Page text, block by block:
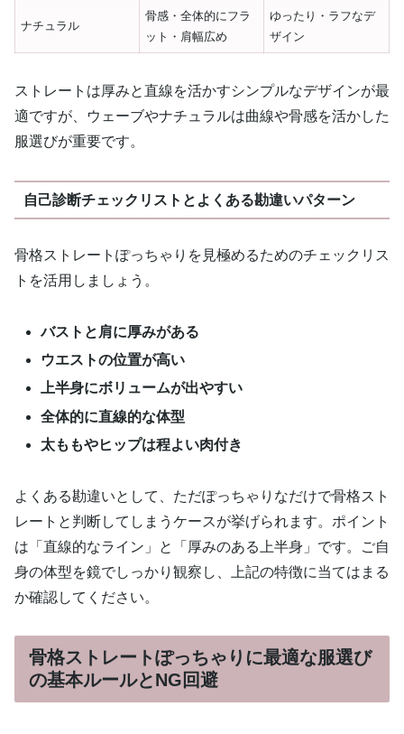
ナチュラル
骨感・全体的にフラ
ット・肩幅広め
ゆったり・ラフなデ
ザイン
ストレートは厚みと直線を活かすシンプルなデザインが最
適ですが、ウェーブやナチュラルは曲線や骨感を活かした
服選びが重要です。
自己診断チェックリストとよくある勘違いパターン
骨格ストレートぽっちゃりを見極めるためのチェックリス
トを活用しましょう。
バストと肩に厚みがある
ウエストの位置が高い
上半身にボリュームが出やすい
全体的に直線的な体型
太ももやヒップは程よい肉付き
よくある勘違いとして、ただぽっちゃりなだけで骨格スト
レートと判断してしまうケースが挙げられます。ポイント
は「直線的なライン」と「厚みのある上半身」です。ご自
身の体型を鏡でしっかり観察し、上記の特徴に当てはまる
か確認してください。
骨格ストレートぽっちゃりに最適な服選び
の基本ルールとNG回避